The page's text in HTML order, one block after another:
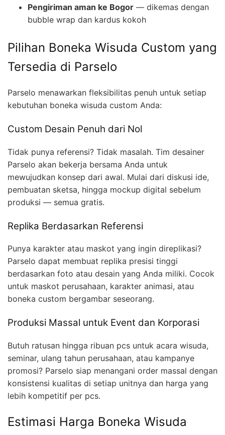
Pengiriman aman ke Bogor — dikemas dengan
bubble wrap dan kardus kokoh
Pilihan Boneka Wisuda Custom yang
Tersedia di Parselo
Parselo menawarkan fleksibilitas penuh untuk setiap
kebutuhan boneka wisuda custom Anda:
Custom Desain Penuh dari Nol
Tidak punya referensi? Tidak masalah. Tim desainer
Parselo akan bekerja bersama Anda untuk
mewujudkan konsep dari awal. Mulai dari diskusi ide,
pembuatan sketsa, hingga mockup digital sebelum
produksi — semua gratis.
Replika Berdasarkan Referensi
Punya karakter atau maskot yang ingin direplikasi?
Parselo dapat membuat replika presisi tinggi
berdasarkan foto atau desain yang Anda miliki. Cocok
untuk maskot perusahaan, karakter animasi, atau
boneka custom bergambar seseorang.
Produksi Massal untuk Event dan Korporasi
Butuh ratusan hingga ribuan pcs untuk acara wisuda,
seminar, ulang tahun perusahaan, atau kampanye
promosi? Parselo siap menangani order massal dengan
konsistensi kualitas di setiap unitnya dan harga yang
lebih kompetitif per pcs.
Estimasi Harga Boneka Wisuda